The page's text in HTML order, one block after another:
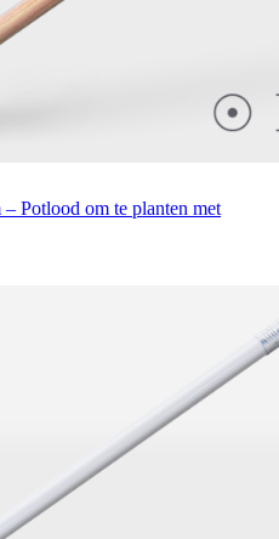
Potlood om te planten met